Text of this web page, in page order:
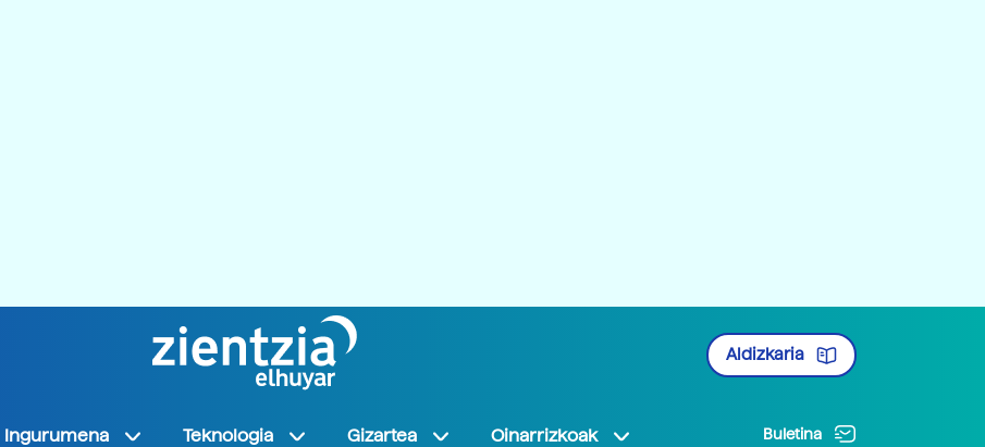
Aldizkaria
Ingurumena Teknologia Gizartea Oinarrizkoak Buletina